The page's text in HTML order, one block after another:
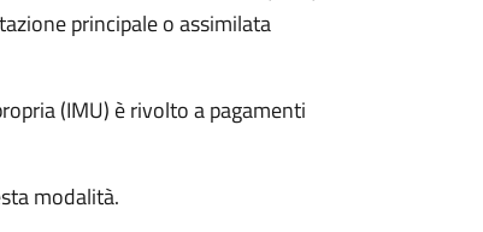
principale o assimilata
(IMU) è rivolto a pagamenti
modalità.